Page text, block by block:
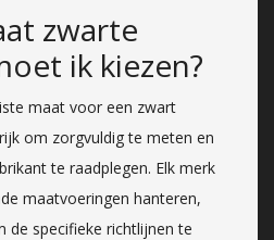
zwarte
ik kiezen?
maat voor een zwart
om zorgvuldig te meten en
te raadplegen. Elk merk
maatvoeringen hanteren,
de specifieke richtlijnen te